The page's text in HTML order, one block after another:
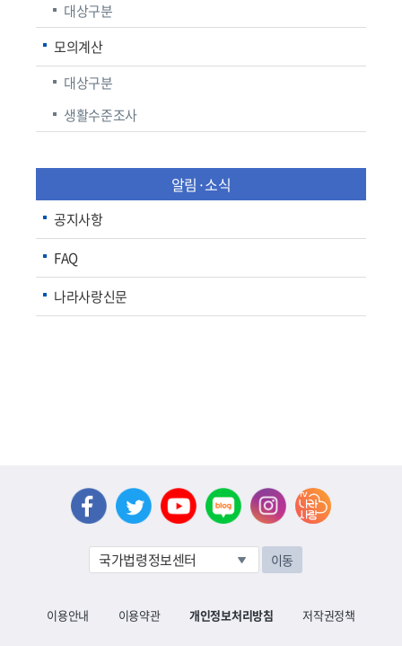
대상구분
모의계산
대상구분
생활수준조사
알림·소식
공지사항
FAQ
나라사랑신문
이용안내 이용약관 개인정보처리방침 저작권정책
이동